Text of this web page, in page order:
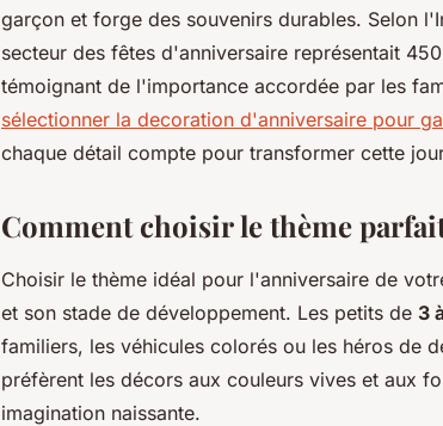
garçon et forge des souvenirs durables. Selon
secteur des fêtes d'anniversaire représentait
témoignant de l'importance accordée par les
sélectionner la decoration d'anniversaire pour
chaque détail compte pour transformer cette
Comment choisir le thème
Choisir le thème idéal pour l'anniversaire de
et son stade de développement. Les petits de 3
familiers, les véhicules colorés ou les héros de
préfèrent les décors aux couleurs vives et aux
imagination naissante.